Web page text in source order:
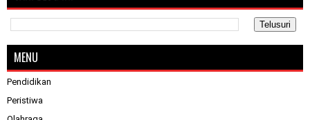
MENU
Pendidikan
Peristiwa